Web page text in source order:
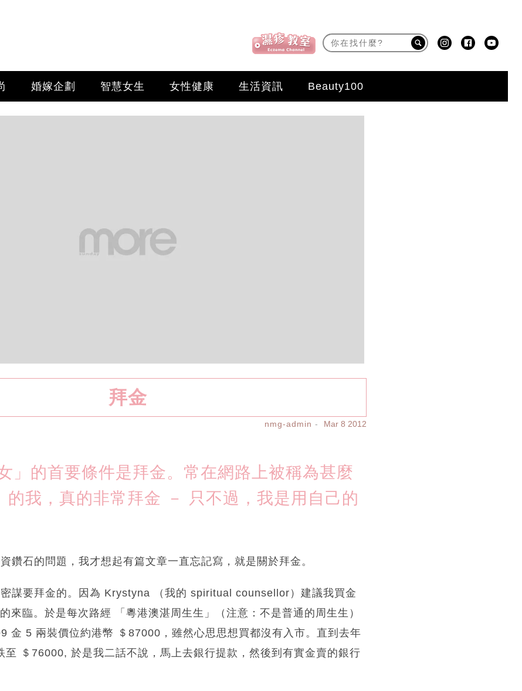
婚嫁企劃 智慧女生 女性健康 生活資訊 Beauty100
拜金
nmg-admin Mar 8 2012
」的首要條件是拜金。常在網路上被稱為甚麼
的我，真的非常拜金 － 只不過，我是用自己的
鑽石的問題，我才想起有篇文章一直忘記寫，就是關於拜金。
謀要拜金的。因為 Krystyna （我的 spiritual counsellor）建議我買金
來臨。於是每次路經 「粵港澳湛周生生」（注意：不是普通的周生生）
金 5 兩裝價位約港幣 ＄87000，雖然心思思想買都沒有入市。直到去年
至 ＄76000, 於是我二話不說，馬上去銀行提款，然後到有實金賣的銀行